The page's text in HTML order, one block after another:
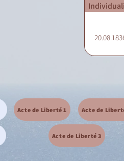
Acte de Liberté 1 Acte de
Acte de Liberté 3